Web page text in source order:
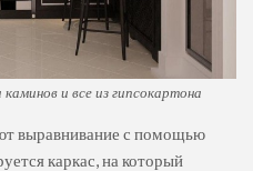
и все из гипсокартона
выравнивание с помощью
каркас, на который